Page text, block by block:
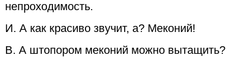
непроходимость.
И. А как красиво звучит, а? Меконий!
В. А штопором меконий можно вытащить?